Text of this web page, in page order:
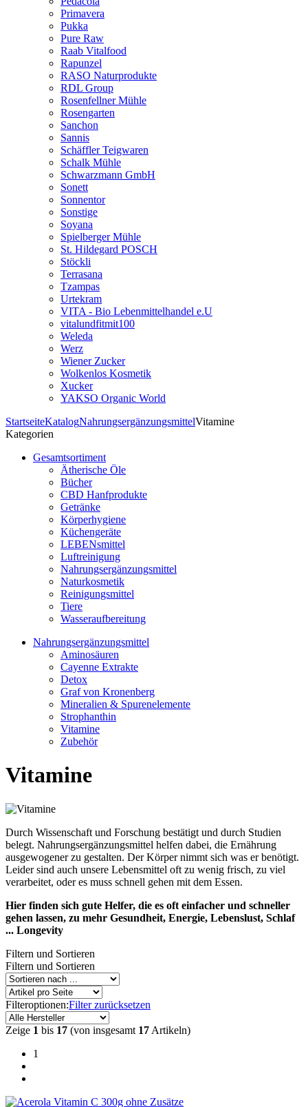
Primavera
Pukka
Pure Raw
Raab Vitalfood
Rapunzel
RASO Naturprodukte
RDL Group
Rosenfellner Mühle
Rosengarten
Sanchon
Sannis
Schäffler Teigwaren
Schalk Mühle
Schwarzmann GmbH
Sonett
Sonnentor
Sonstige
Soyana
Spielberger Mühle
St. Hildegard POSCH
Stöckli
Terrasana
Tzampas
Urtekram
VITA - Bio Lebenmittelhandel e.U
vitalundfitmit100
Weleda
Werz
Wiener Zucker
Wolkenlos Kosmetik
Xucker
YAKSO Organic World
StartseiteKatalogNahrungsergänzungsmittelVitamine
Kategorien
Gesamtsortiment
Ätherische Öle
Bücher
CBD Hanfprodukte
Getränke
Körperhygiene
Küchengeräte
LEBENsmittel
Luftreinigung
Nahrungsergänzungsmittel
Naturkosmetik
Reinigungsmittel
Tiere
Wasseraufbereitung
Nahrungsergänzungsmittel
Aminosäuren
Cayenne Extrakte
Detox
Graf von Kronenberg
Mineralien & Spurenelemente
Strophanthin
Vitamine
Zubehör
Vitamine
Durch Wissenschaft und Forschung bestätigt und durch Studien
belegt. Nahrungsergänzungsmittel helfen dabei, die Ernährung
ausgewogener zu gestalten. Der Körper nimmt sich was er benötigt.
Leider sind auch unsere Lebensmittel oft zu wenig frisch, zu viel
verarbeitet, oder es muss schnell gehen mit dem Essen.
Hier finden sich gute Helfer, die es oft einfacher und schneller
gehen lassen, zu mehr Gesundheit, Energie, Lebenslust, Schlaf
... Longevity
Filtern und Sortieren
Filtern und Sortieren
Filteroptionen:Filter zurücksetzen
Zeige 1 bis 17 (von insgesamt 17 Artikeln)
1